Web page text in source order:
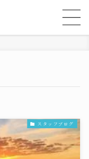
スタッフブログ